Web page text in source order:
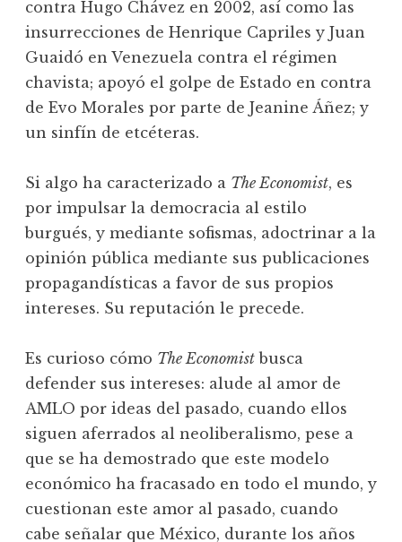
contra Hugo Chávez en 2002, así como las
insurrecciones de Henrique Capriles y Juan
Guaidó en Venezuela contra el régimen
chavista; apoyó el golpe de Estado en contra
de Evo Morales por parte de Jeanine Áñez; y
un sinfín de etcéteras.
Si algo ha caracterizado a The Economist, es
por impulsar la democracia al estilo
burgués, y mediante sofismas, adoctrinar a la
opinión pública mediante sus publicaciones
propagandísticas a favor de sus propios
intereses. Su reputación le precede.
Es curioso cómo The Economist busca
defender sus intereses: alude al amor de
AMLO por ideas del pasado, cuando ellos
siguen aferrados al neoliberalismo, pese a
que se ha demostrado que este modelo
económico ha fracasado en todo el mundo, y
cuestionan este amor al pasado, cuando
cabe señalar que México, durante los años